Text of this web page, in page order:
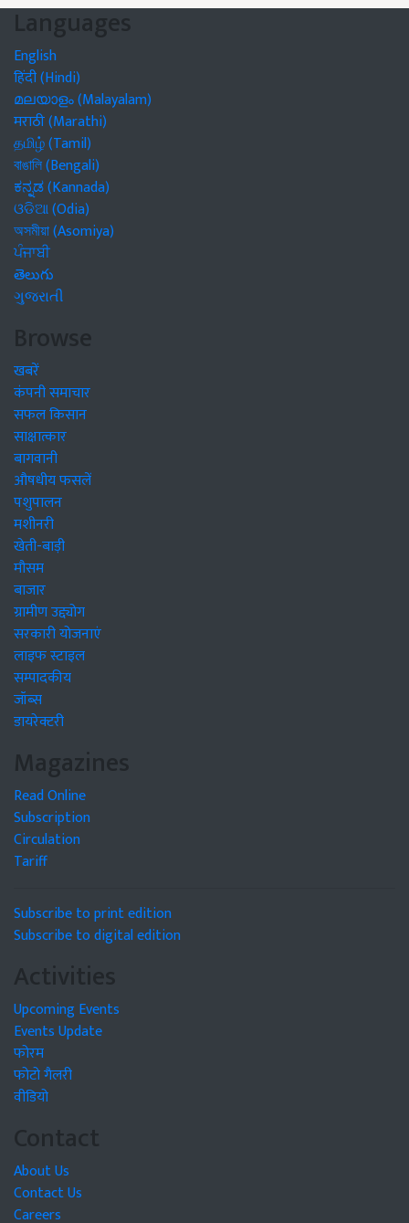
Languages
English
हिंदी (Hindi)
മലയാളം (Malayalam)
मराठी (Marathi)
தமிழ் (Tamil)
বাঙালি (Bengali)
ಕನ್ನಡ (Kannada)
ଓଡିଆ (Odia)
অসমীয়া (Asomiya)
ਪੰਜਾਬੀ
తెలుగు
ગુજરાતી
Browse
खबरें
कंपनी समाचार
सफल किसान
साक्षात्कार
बागवानी
औषधीय फसलें
पशुपालन
मशीनरी
खेती-बाड़ी
मौसम
बाजार
ग्रामीण उद्द्योग
सरकारी योजनाएं
लाइफ स्टाइल
सम्पादकीय
जॉब्स
डायरेक्टरी
Magazines
Read Online
Subscription
Circulation
Tariff
Subscribe to print edition
Subscribe to digital edition
Activities
Upcoming Events
Events Update
फोरम
फोटो गैलरी
वीडियो
Contact
About Us
Contact Us
Careers